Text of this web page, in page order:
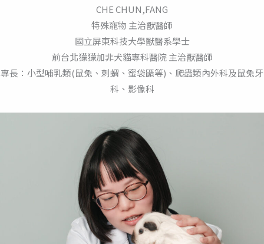
CHE CHUN,FANG
特殊寵物 主治獸醫師
國立屏東科技大學獸醫系學士
前台北獴獴加非犬貓專科醫院 主治獸醫師
專長：小型哺乳類(鼠兔、刺蝟、蜜袋鼯等)、爬蟲類內外科及鼠兔牙
科、影像科